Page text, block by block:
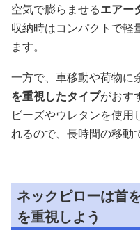
空気で膨らませるエアー
収納時はコンパクトで軽
ます。
一方で、車移動や荷物に
を重視したタイプがおす
ビーズやウレタンを使用
れるので、長時間の移動
ネックピローは首
を重視しよう